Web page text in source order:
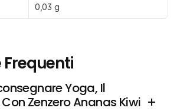
0,03 g
Yoga, Il
Zenzero Ananas Kiwi